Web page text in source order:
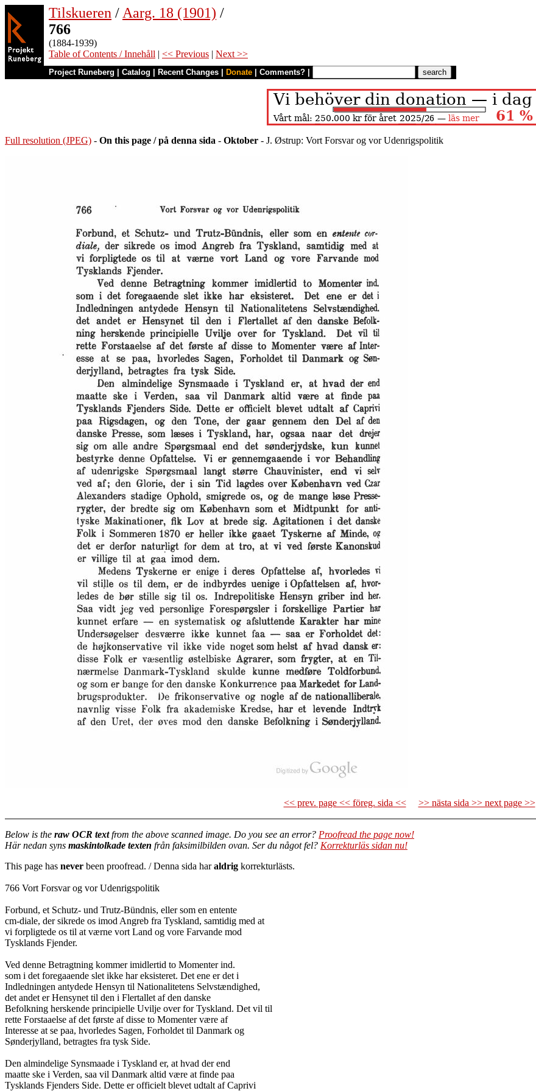
Tilskueren / Aarg. 18 (1901) /
766
(1884-1939)
Table of Contents / Innehåll | << Previous | Next >>
Project Runeberg Catalog Recent Changes Donate Comments?
Full resolution (JPEG) - On this page / på denna sida - Oktober - J. Østrup: Vort Forsvar og vor Udenrigspolitik
<< prev. page << föreg. sida << >> nästa sida >> next page >>
Below is the raw OCR textfrom the above scanned image. Do you see an error? Proofread the page now!
Här nedan syns maskintolkade texten från faksimilbilden ovan. Ser du något fel? Korrekturläs sidan nu!
This page has never been proofread. / Denna sida haraldrig korrekturlästs.
766 Vort Forsvar og vor Udenrigspolitik
Forbund, et Schutz- und Trutz-Bündnis, eller som en entente
cm-diale, der sikrede os imod Angreb fra Tyskland, samtidig med at
vi forpligtede os til at værne vort Land og vore Farvande mod
Tysklands Fjender.
Ved denne Betragtning kommer imidlertid to Momenter ind.
som i det foregaaende slet ikke har eksisteret. Det ene er det i
Indledningen antydede Hensyn til Nationalitetens Selvstændighed,
det andet er Hensynet til den i Flertallet af den danske
Befolkning herskende principielle Uvilje over for Tyskland. Det vil til
rette Forstaaelse af det første af disse to Momenter være af
Interesse at se paa, hvorledes Sagen, Forholdet til Danmark og
Sønderjylland, betragtes fra tysk Side.
Den almindelige Synsmaade i Tyskland er, at hvad der end
maatte ske i Verden, saa vil Danmark altid være at finde paa
Tysklands Fjenders Side. Dette er officielt blevet udtalt af Caprivi